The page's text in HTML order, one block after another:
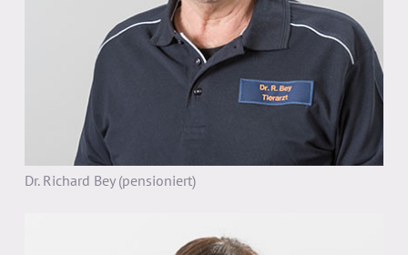
Dr. Richard Bey (pensioniert)